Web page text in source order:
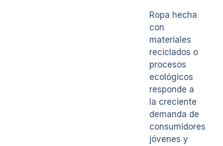
Ropa hecha
con
materiales
reciclados o
procesos
ecológicos
responde a
la creciente
demanda de
consumidores
jóvenes y